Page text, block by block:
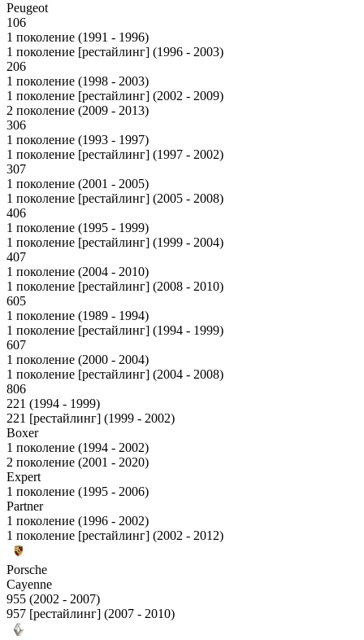
Peugeot
106
1 поколение (1991 - 1996)
1 поколение [рестайлинг] (1996 - 2003)
206
1 поколение (1998 - 2003)
1 поколение [рестайлинг] (2002 - 2009)
2 поколение (2009 - 2013)
306
1 поколение (1993 - 1997)
1 поколение [рестайлинг] (1997 - 2002)
307
1 поколение (2001 - 2005)
1 поколение [рестайлинг] (2005 - 2008)
406
1 поколение (1995 - 1999)
1 поколение [рестайлинг] (1999 - 2004)
407
1 поколение (2004 - 2010)
1 поколение [рестайлинг] (2008 - 2010)
605
1 поколение (1989 - 1994)
1 поколение [рестайлинг] (1994 - 1999)
607
1 поколение (2000 - 2004)
1 поколение [рестайлинг] (2004 - 2008)
806
221 (1994 - 1999)
221 [рестайлинг] (1999 - 2002)
Boxer
1 поколение (1994 - 2002)
2 поколение (2001 - 2020)
Expert
1 поколение (1995 - 2006)
Partner
1 поколение (1996 - 2002)
1 поколение [рестайлинг] (2002 - 2012)
Porsche
Cayenne
955 (2002 - 2007)
957 [рестайлинг] (2007 - 2010)